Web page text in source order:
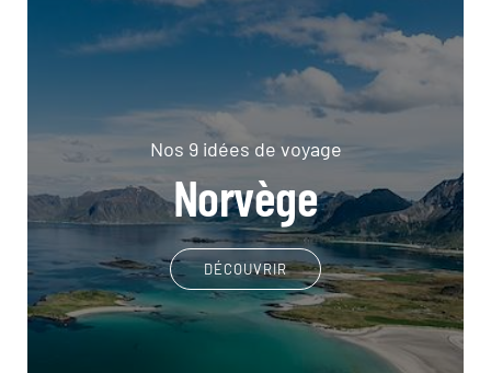
Nos 9 idées de voyage
Norvège
DÉCOUVRIR